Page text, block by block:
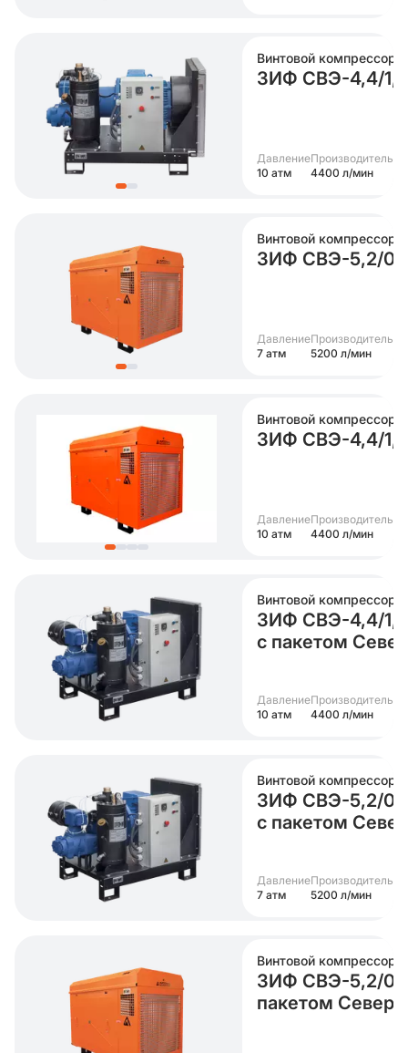
Винтовой компрессор
ЗИФ СВЭ-4,4/
Давление
10 атм
4400 л/мин
Винтовой компрессор
ЗИФ СВЭ-5,2/
Давление
7 атм
5200 л/мин
Винтовой компрессор
ЗИФ СВЭ-4,4/
Давление
10 атм
4400 л/мин
Винтовой компрессор
ЗИФ СВЭ-4,4/1,0
с пакетом Север
Давление
10 атм
4400 л/мин
Винтовой компрессор
ЗИФ СВЭ-5,2/
с пакетом Север
Давление
7 атм
5200 л/мин
Винтовой компрессор
ЗИФ СВЭ-5,2/
пакетом Север